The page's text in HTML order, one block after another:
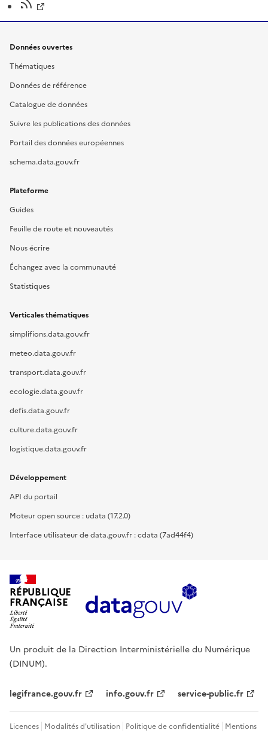
Données ouvertes
Thématiques
Données de référence
Catalogue de données
Suivre les publications des données
Portail des données européennes
schema.data.gouv.fr
Plateforme
Guides
Feuille de route et nouveautés
Nous écrire
Échangez avec la communauté
Statistiques
Verticales thématiques
simplifions.data.gouv.fr
meteo.data.gouv.fr
transport.data.gouv.fr
ecologie.data.gouv.fr
defis.data.gouv.fr
culture.data.gouv.fr
logistique.data.gouv.fr
Développement
API du portail
Moteur open source : udata (17.2.0)
Interface utilisateur de data.gouv.fr : cdata (7ad44f4)
RÉPUBLIQUE
FRANÇAISE
Un produit de la Direction Interministérielle du Numérique
(DINUM).
legifrance.gouv.fr info.gouv.fr service-public.fr
Licences Modalités d'utilisation Politique de confidentialité Mentions